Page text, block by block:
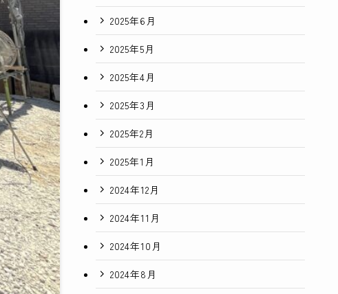
2025年6月
2025年5月
2025年4月
2025年3月
2025年2月
2025年1月
2024年12月
2024年11月
2024年10月
2024年8月